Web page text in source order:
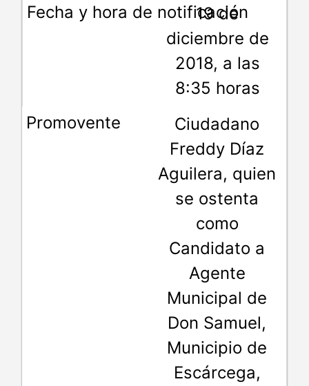
19 de
diciembre de
2018, a las
8:35 horas
Ciudadano
Freddy Díaz
Aguilera, quien
se ostenta
como
Candidato a
Agente
Municipal de
Don Samuel,
Municipio de
Escárcega,